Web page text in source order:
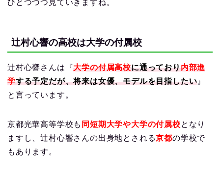
ひとつづつ見ていきますね。
辻村心響の高校は大学の付属校
辻村心響さんは『大学の付属高校に通っており内部進
学する予定だが、将来は女優、モデルを目指したい 』
と言っています。
京都光華高等学校も 同短期大学や大学の付属校となり
ますし、辻村心響さんの出身地とされる京都の学校で
もあります。